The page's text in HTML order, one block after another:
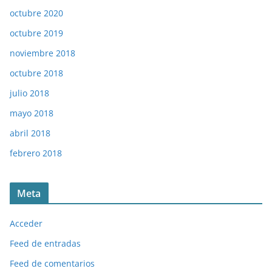
octubre 2020
octubre 2019
noviembre 2018
octubre 2018
julio 2018
mayo 2018
abril 2018
febrero 2018
Meta
Acceder
Feed de entradas
Feed de comentarios